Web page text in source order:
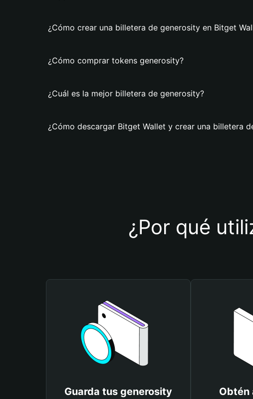
¿Cómo crear una billetera de generosity en Bitget
¿Cómo comprar tokens generosity?
¿Cuál es la mejor billetera de generosity?
¿Cómo descargar Bitget Wallet y crear una billetera
¿Por qué
Guarda tus generosity
Obtén